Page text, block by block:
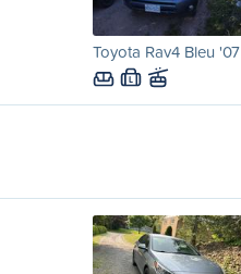
Toyota Rav4 Bleu '07
L